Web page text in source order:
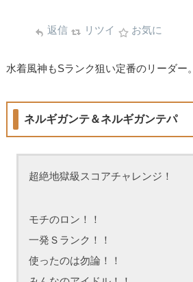
返信 リツイ お気に
水着風神もSランク狙い定番のリーダー。
ネルギガンテ＆ネルギガンテパ
超絶地獄級スコアチャレンジ！
モチのロン！！
一発Ｓランク！！
使ったのは勿論！！